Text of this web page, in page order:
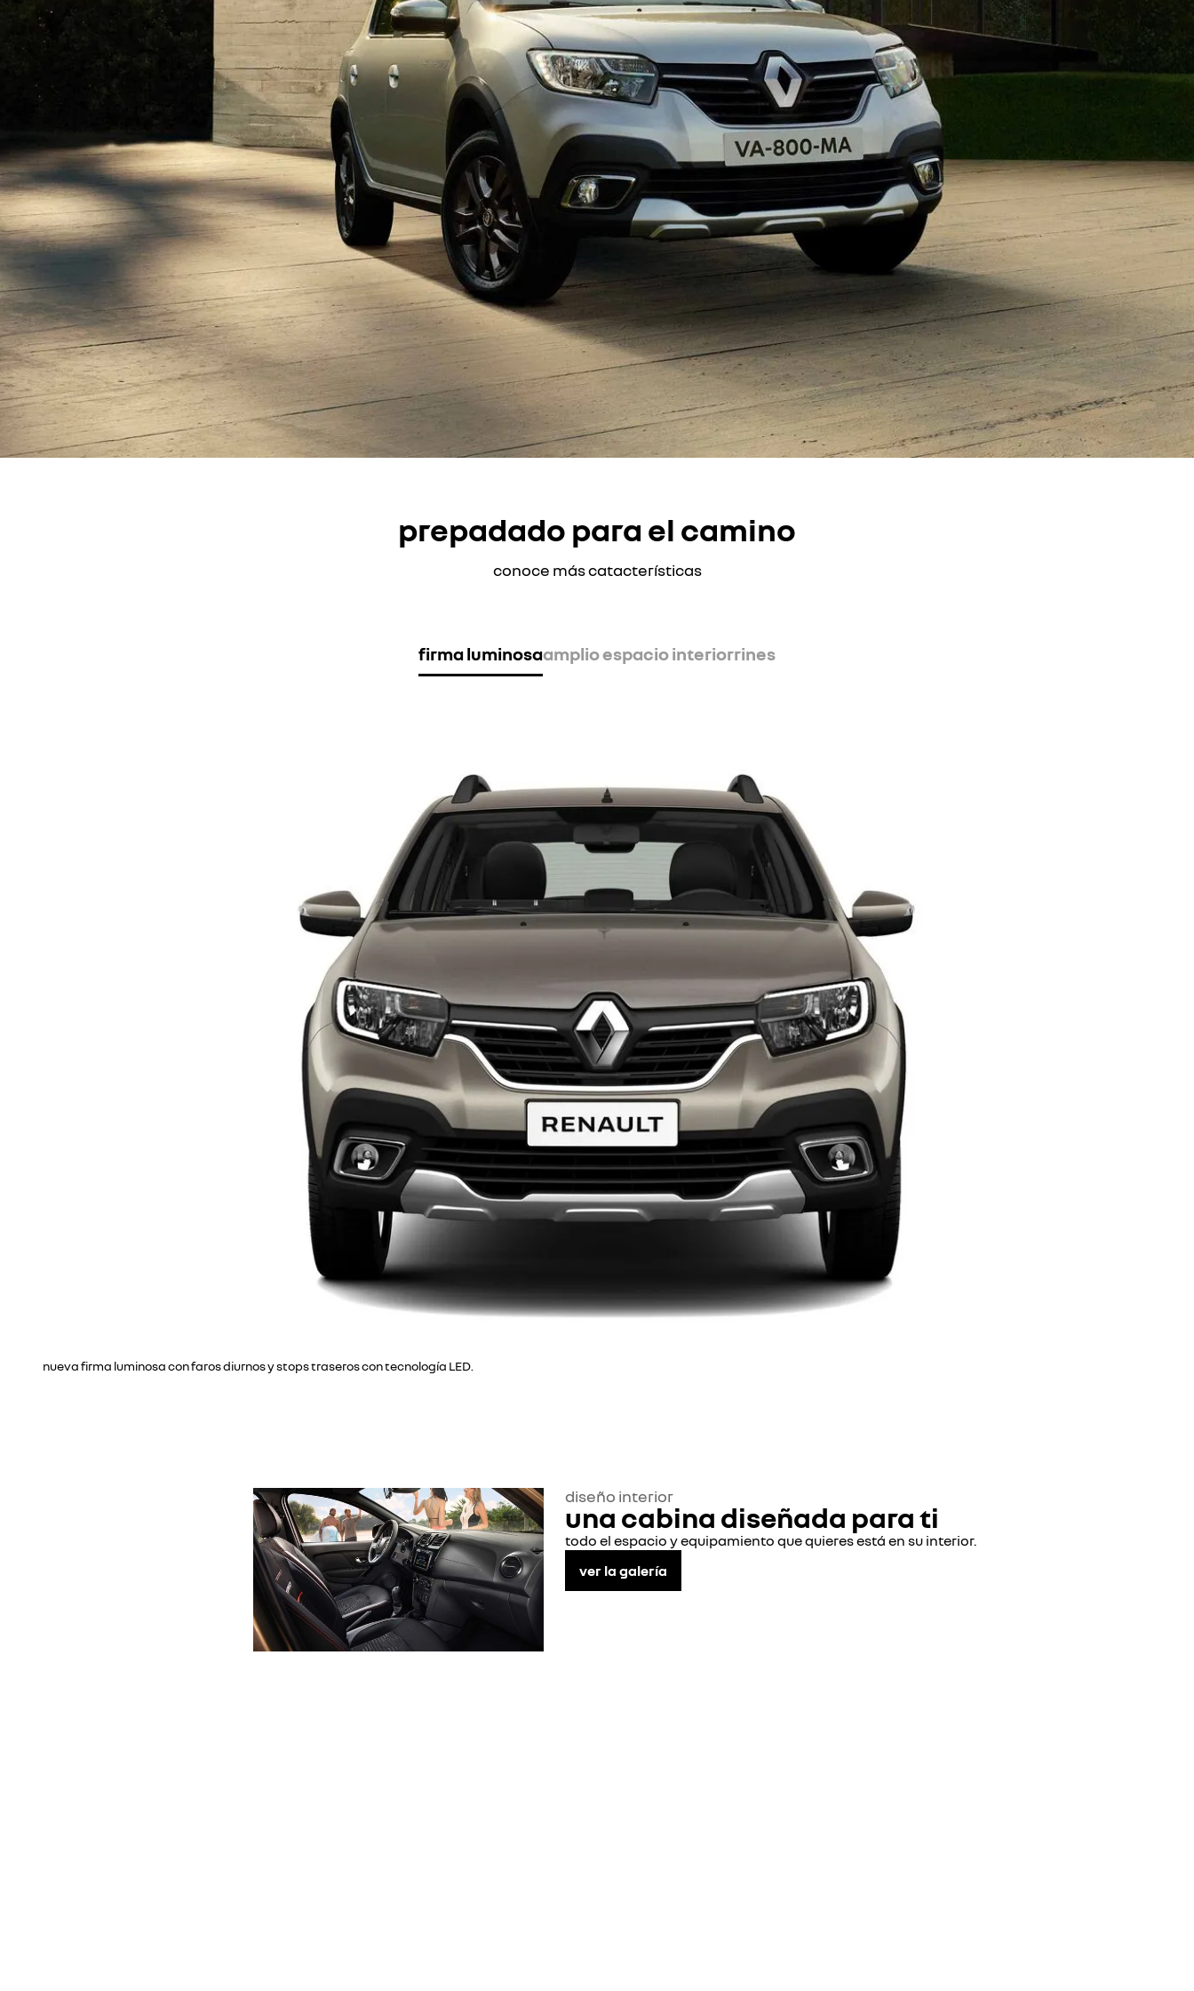
prepadado para el camino
conoce más catacterísticas
firma luminosaamplio espacio interiorrines
nueva firma luminosa con faros diurnos y stops traseros con tecnología LED.
diseño interior
una cabina diseñada para ti
todo el espacio y equipamiento que quieres está en su interior.
ver la galería